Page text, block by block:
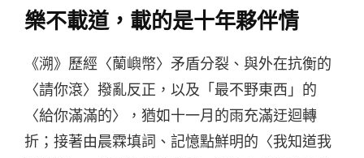
樂不載道，載的是十年夥伴情
《溯》歷經〈蘭嶼幣〉矛盾分裂、與外在抗衡的
〈請你滾〉撥亂反正，以及「最不野東西」的
〈給你滿滿的〉，猶如十一月的雨充滿迂迴轉
折；接著由晨霖填詞、記憶點鮮明的〈我知道我